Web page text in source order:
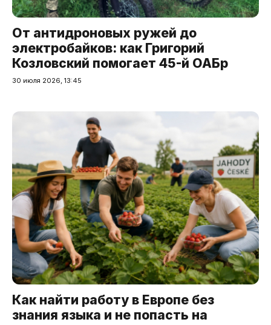
От антидроновых ружей до
электробайков: как Григорий
Козловский помогает 45-й ОАБр
30 июля 2026, 13:45
Как найти работу в Европе без
знания языка и не попасть на